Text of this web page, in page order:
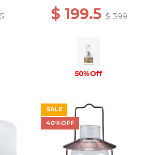
$ 199.5$ 399
50% Off
SALE
40%OFF